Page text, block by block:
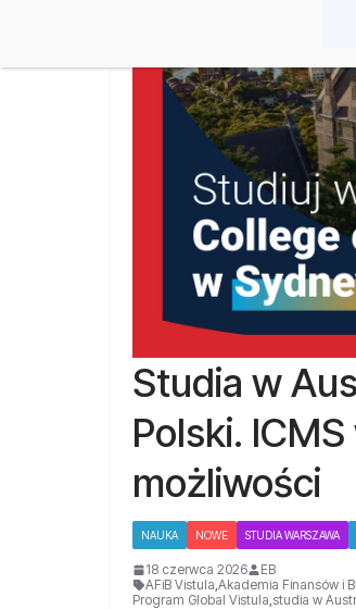
Studia w
Polski.
możliwości
NAUKA NOWE STUDIA WARSZAWA
18 czerwca 2026
EB
AFiB Vistula Akademia Finansów i
Program Global Vistula studia w